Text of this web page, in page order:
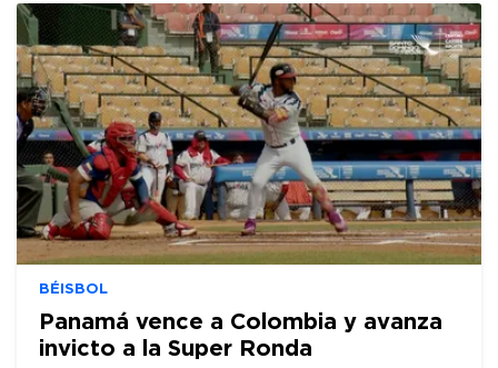
BÉISBOL
Panamá vence a Colombia y avanza
invicto a la Super Ronda